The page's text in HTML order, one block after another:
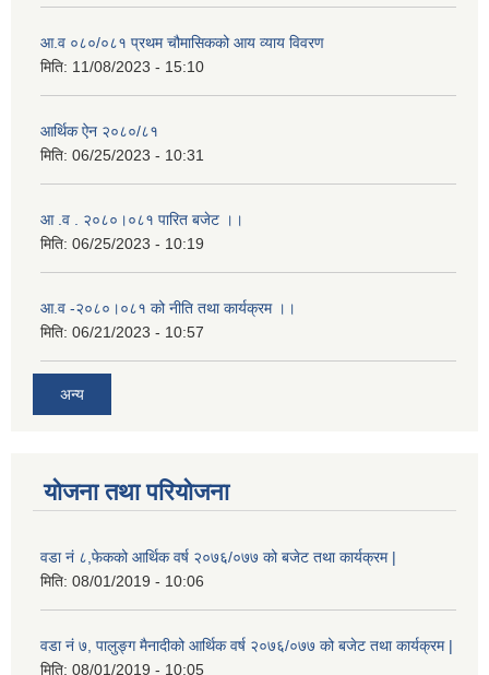
आ.व ०८०/०८१ प्रथम चौमासिकको आय व्याय विवरण
मिति: 11/08/2023 - 15:10
आर्थिक ऐन २०८०/८१
मिति: 06/25/2023 - 10:31
आ .व . २०८०।०८१ पारित बजेट ।।
मिति: 06/25/2023 - 10:19
आ.व -२०८०।०८१ को नीति तथा कार्यक्रम ।।
मिति: 06/21/2023 - 10:57
अन्य
योजना तथा परियोजना
वडा नं ८,फेकको आर्थिक वर्ष २०७६/०७७ को बजेट तथा कार्यक्रम |
मिति: 08/01/2019 - 10:06
वडा नं ७, पालुङ्ग मैनादीको आर्थिक वर्ष २०७६/०७७ को बजेट तथा कार्यक्रम |
मिति: 08/01/2019 - 10:05